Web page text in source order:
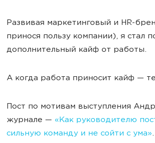
Развивая маркетинговый и HR-
принося пользу компании), я стал
дополнительный кайф от работы.
А когда работа приносит кайф —
Пост по мотивам выступления
журнале — «Как руководителю
сильную команду и не сойти с ума».